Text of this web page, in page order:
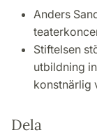
Anders
Stiftelsen
utbildning
konstnärlig
Dela